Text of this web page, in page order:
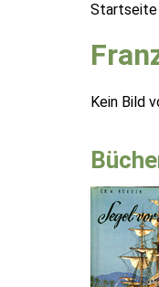
Startseite
Kein Bild